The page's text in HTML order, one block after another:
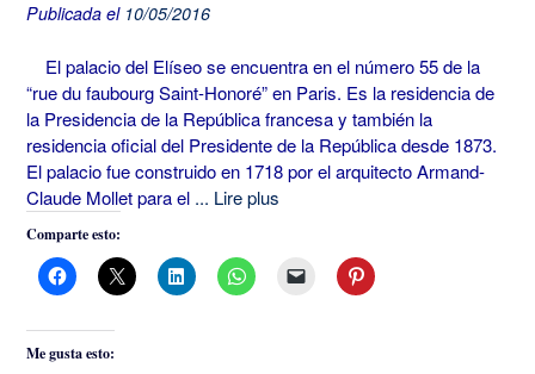
Publicada el 10/05/2016
El palacio del Elíseo se encuentra en el número 55 de la
“rue du faubourg Saint-Honoré” en Paris. Es la residencia de
la Presidencia de la República francesa y también la
residencia oficial del Presidente de la República desde 1873.
El palacio fue construido en 1718 por el arquitecto Armand-
Claude Mollet para el ... Lire plus
Comparte esto:
Me gusta esto: